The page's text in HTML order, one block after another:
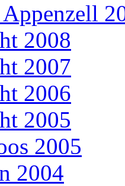
2008
2007
2006
2005
2005
2004